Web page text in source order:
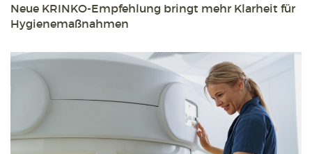
Neue KRINKO-Empfehlung bringt mehr Klarheit für
Hygiene­maßnahmen